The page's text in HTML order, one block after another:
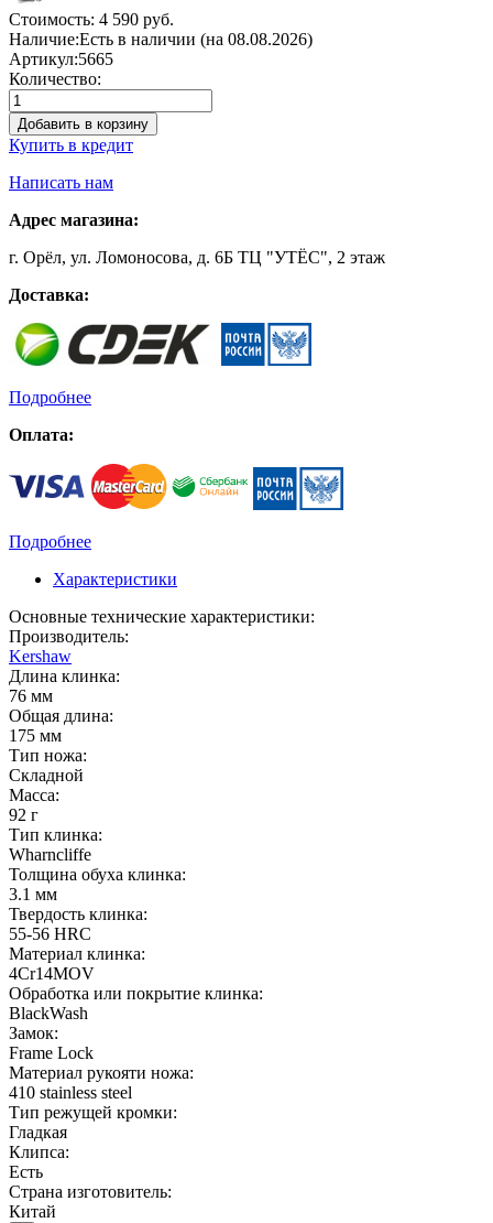
Стоимость: 4 590 руб.
Наличие:Есть в наличии (на 08.08.2026)
Артикул:5665
Количество:
Добавить в корзину
Купить в кредит
Написать нам
Адрес магазина:
г. Орёл, ул. Ломоносова, д. 6Б ТЦ "УТЁС", 2 этаж
Доставка:
Подробнее
Оплата:
Подробнее
Характеристики
Основные технические характеристики:
Производитель:
Kershaw
Длина клинка:
76 мм
Общая длина:
175 мм
Тип ножа:
Складной
Масса:
92 г
Тип клинка:
Wharncliffe
Толщина обуха клинка:
3.1 мм
Твердость клинка:
55-56 HRC
Материал клинка:
4Cr14MOV
Обработка или покрытие клинка:
BlackWash
Замок:
Frame Lock
Материал рукояти ножа:
410 stainless steel
Тип режущей кромки:
Гладкая
Клипса:
Есть
Страна изготовитель:
Китай